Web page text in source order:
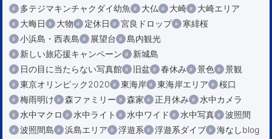
多テジマキンチャクダイ幼魚
大仏 大崎
大崎エリア
大晦日
大物 定休日 宮良ドロップ
寒緋桜
小浜島・西表島
展望台
島内観光
新しい旅応援キャンペーン
新城島
日の目に当たらない写真館
旧盆 春休み 景色
景観
東京オリンピック2020
東海岸 東海岸エリア
桜口
梅雨明け
森ファミリー 森家 正月休み
水中カメラ
水中マクロ
水中ライト 水中ワイド 水中写真
波照間
波照間島
浜島エリア 浮遊系 浮遊系ダイブ
海なしblog